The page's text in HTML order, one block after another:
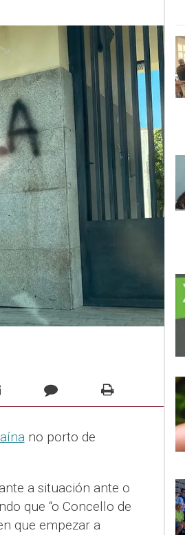
no porto de
a situación ante o
que “o Concello de
que empezar a